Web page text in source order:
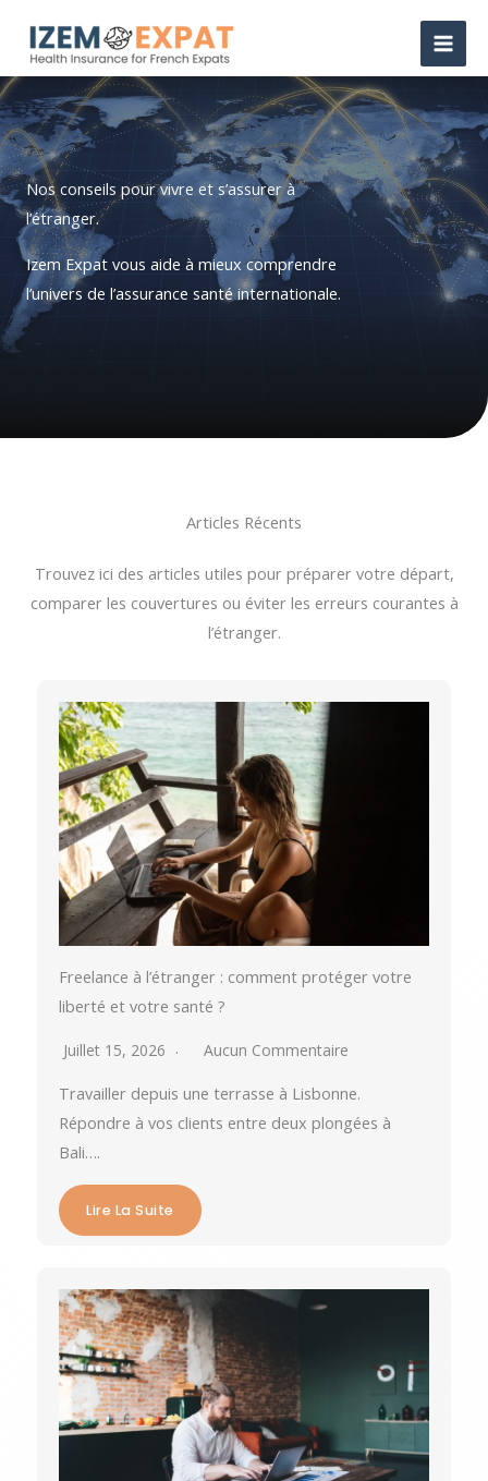
contenu
Nos conseils pour vivre et s’assurer à
l’étranger.
Izem Expat vous aide à mieux comprendre
l’univers de l’assurance santé internationale.
Articles Récents
Trouvez ici des articles utiles pour préparer votre départ,
comparer les couvertures ou éviter les erreurs courantes à
l’étranger.
Freelance à l’étranger : comment protéger votre
liberté et votre santé ?
Juillet 15, 2026 Aucun Commentaire
Travailler depuis une terrasse à Lisbonne.
Répondre à vos clients entre deux plongées à
Bali….
Lire La Suite